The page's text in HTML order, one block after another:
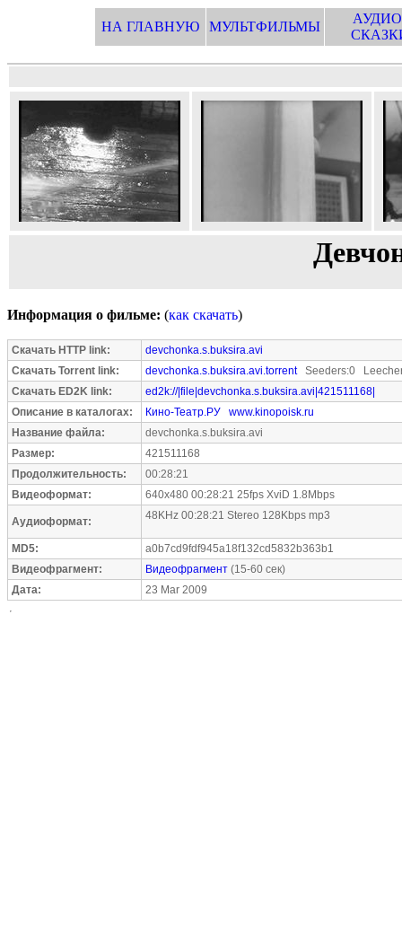
НА ГЛАВНУЮ МУЛЬТФИЛЬМЫ
Информация о фильме: (как скачать)
Скачать HTTP link:
devchonka.s.buksira.avi
Скачать Torrent link:
devchonka.s.buksira.avi.torrentSeeders:0
Скачать ED2K link:
ed2k://|file|devchonka.s.buksira.avi|421511168|
Описание в каталогах:
Кино-Театр.РУ
www.kinopoisk.ru
Название файла:
devchonka.s.buksira.avi
Размер:
421511168
Продолжительность:
00:28:21
Видеоформат:
640x480 00:28:21 25fps XviD 1.8Mbps
Аудиоформат: 48KHz 00:28:21 Stereo 128Kbps mp3
MD5:
a0b7cd9fdf945a18f132cd5832b363b1
Видеофрагмент:
Видеофрагмент (15-60 сек)
Дата:
23 Mar 2009